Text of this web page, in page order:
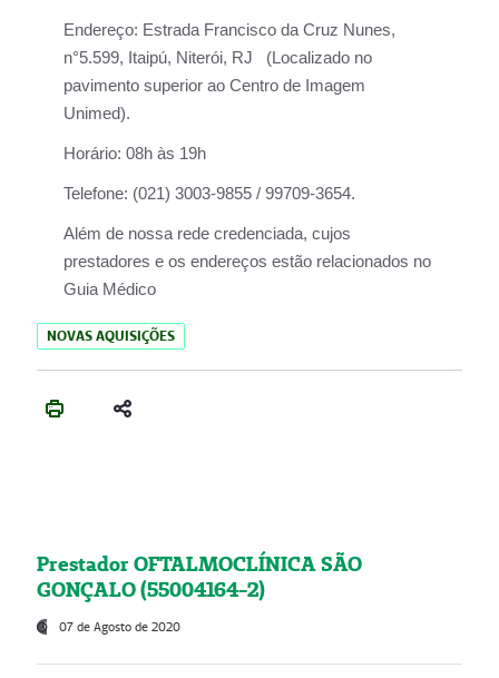
Endereço: Estrada Francisco da Cruz Nunes,
n°5.599, Itaipú, Niterói, RJ (Localizado no
pavimento superior ao Centro de Imagem
Unimed).
Horário: 08h às 19h
Telefone: (021) 3003-9855 / 99709-3654.
Além de nossa rede credenciada, cujos
prestadores e os endereços estão relacionados no
Guia Médico
NOVAS AQUISIÇÕES
Prestador OFTALMOCLÍNICA SÃO
GONÇALO (55004164-2)
07 de Agosto de 2020